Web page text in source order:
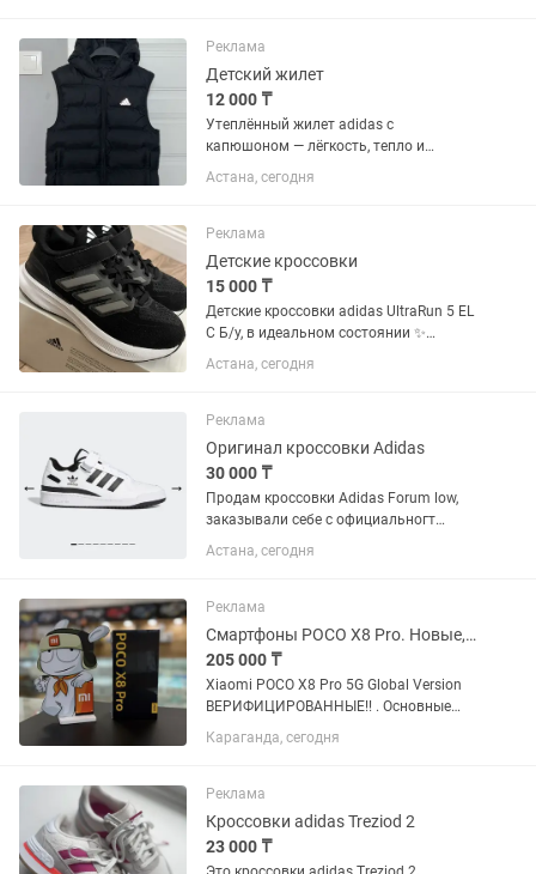
Реклама
Детский жилет
12 000 ₸
Утеплённый жилет adidas с
капюшоном — лёгкость, тепло и
комфорт каждый день! Стильный
жилет adidas станет отличным
Наполнитель из синтетического пуха
эффективно...
Астана, сегодня
Реклама
Детские кроссовки
15 000 ₸
Детские кроссовки adidas UltraRun 5 EL
C Б/у, в идеальном состоянии ✨
Оригинал adidas. Комфортная и лёгкая
модель для активных детей.
удобную посадку стопы. Верх...
Астана, сегодня
Реклама
Оригинал кроссовки Adidas
30 000 ₸
Продам кроссовки Adidas Forum low,
заказывали себе с официальногт
сайта, но не подошел размер.
Астана, сегодня
Реклама
Смартфоны POCO X8 Pro. Новые, оригинал. Гарантия 1 год. Караганда
205 000 ₸
Xiaomi POCO X8 Pro 5G Global Version
ВЕРИФИЦИРОВАННЫЕ!! . Основные
характеристики: - Экран: 6,59" AMOLED-
дисплей 1,5K, 120 Гц, сверхяркий -
Восьмиядерный CPU, до...
Караганда, сегодня
Реклама
Кроссовки adidas Treziod 2
23 000 ₸